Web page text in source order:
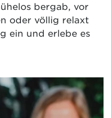
bergab, vor
oder völlig relaxt
ein und erlebe es